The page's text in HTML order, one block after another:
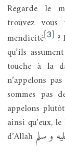
Regarde le
trouvez
mendicité [3]
qu’ils
touche à la
n’appelons
sommes pas
appelons
ainsi qu’eux,
d’Allah و سلم